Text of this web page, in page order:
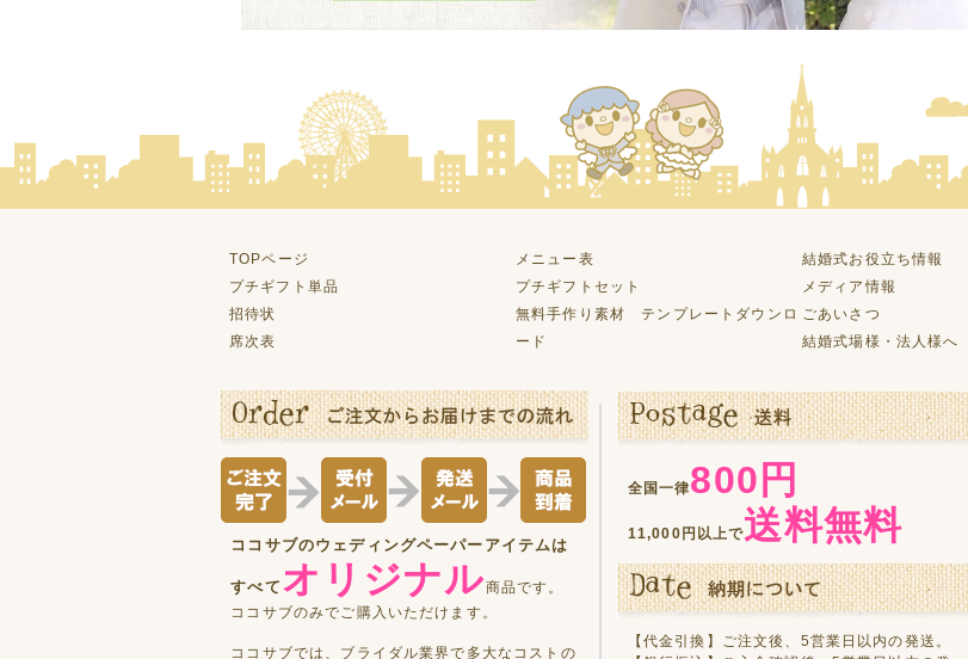
TOPページ
プチギフト単品
招待状
席次表
メニュー表
プチギフトセット
無料手作り素材 テンプレートダウンロ
ード
結婚式お役立ち情報
メディア情報
ごあいさつ
結婚式場様・法人様へ
ココサブのウェディングペーパーアイテムは
すべて オリジナル商品です。
ココサブのみでご購入いただけます。
ココサブでは、ブライダル業界で多大なコストの
全国一律800円
11,000円以上で送料無料
【代金引換】ご注文後、5営業日以内の発送。